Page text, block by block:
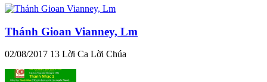
Thánh Gioan Vianney, Lm
02/08/2017 13 Lời Ca Lời Chúa